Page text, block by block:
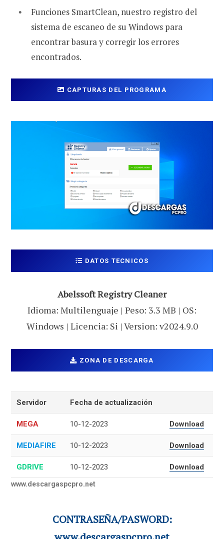
Funciones SmartClean, nuestro registro del
sistema de escaneo de su Windows para
encontrar basura y corregir los errores
encontrados.
CAPTURAS DEL PROGRAMA
DATOS TECNICOS
Abelssoft Registry Cleaner
Idioma: Multilenguaje | Peso: 3.3 MB | OS:
Windows | Licencia: Si | Version: v2024.9.0
ZONA DE DESCARGA
Servidor Fecha de actualización
MEGA 10-12-2023 Download
MEDIAFIRE 10-12-2023 Download
GDRIVE 10-12-2023 Download
www.descargaspcpro.net
CONTRASEÑA/PASWORD: